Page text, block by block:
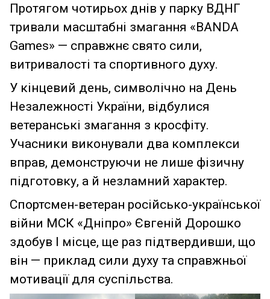
Протягом чотирьох днів у парку ВДНГ
тривали масштабні змагання «BANDA
Games» — справжнє свято сили,
витривалості та спортивного духу.
У кінцевий день, символічно на День
Незалежності України, відбулися
ветеранські змагання з кросфіту.
Учасники виконували два комплекси
вправ, демонструючи не лише фізичну
підготовку, а й незламний характер.
Спортсмен-ветеран російсько-української
війни МСК «Дніпро» Євгеній Дорошко
здобув І місце, ще раз підтвердивши, що
він — приклад сили духу та справжньої
мотивації для суспільства.